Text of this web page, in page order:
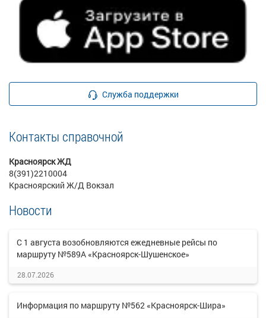
Служба поддержки
Контакты справочной
Красноярск ЖД
8(391)2210004
Красноярский Ж/Д Вокзал
Новости
С 1 августа возобновляются ежедневные рейсы по
маршруту №589А «Красноярск-Шушенское»
28.07.2026
Информация по маршруту №562 «Красноярск-Шира»